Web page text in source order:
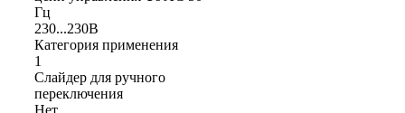
Гц
230...230В
Категория применения
1
Слайдер для ручного
переключения
Нет